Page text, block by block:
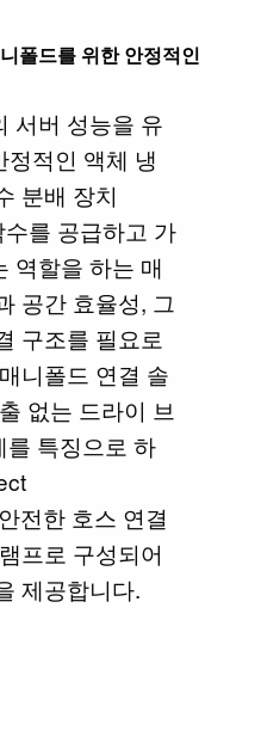
폴드를 위한 안정적인
서버 성능을 유
적인 액체 냉
분배 장치
를 공급하고 가
역할을 하는 매
공간 효율성, 그
구조를 필요로
니폴드 연결 솔
없는 드라이 브
특징으로 하
전한 호스 연결
프로 구성되어
제공합니다.